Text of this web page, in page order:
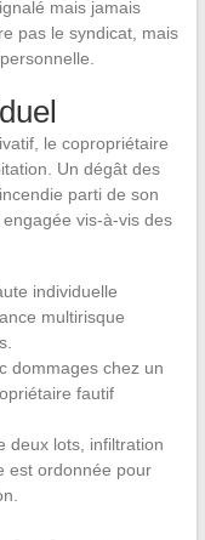
mais jamais
pas le syndicat, mais
le copropriétaire
Un dégât des
parti de son
vis-à-vis des
individuelle
multirisque
dommages chez un
fautif
deux lots, infiltration
est ordonnée pour